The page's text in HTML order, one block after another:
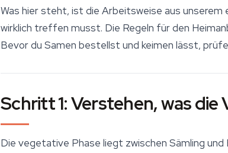
Was hier steht, ist die Arbeitsweise aus unserem
wirklich treffen musst. Die Regeln für den
Bevor du Samen bestellst und keimen lässt,
Schritt 1: Verstehen, was
Die vegetative Phase liegt zwischen Sämling